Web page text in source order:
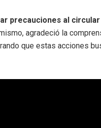
precauciones al
agradeció la
que estas acciones